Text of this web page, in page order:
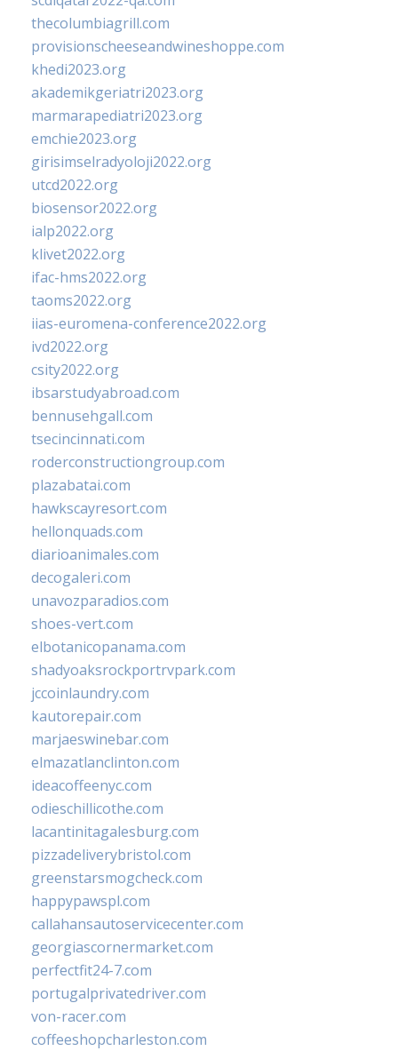
thecolumbiagrill.com
provisionscheeseandwineshoppe.com
khedi2023.org
akademikgeriatri2023.org
marmarapediatri2023.org
emchie2023.org
girisimselradyoloji2022.org
utcd2022.org
biosensor2022.org
ialp2022.org
klivet2022.org
ifac-hms2022.org
taoms2022.org
iias-euromena-conference2022.org
ivd2022.org
csity2022.org
ibsarstudyabroad.com
bennusehgall.com
tsecincinnati.com
roderconstructiongroup.com
plazabatai.com
hawkscayresort.com
hellonquads.com
diarioanimales.com
decogaleri.com
unavozparadios.com
shoes-vert.com
elbotanicopanama.com
shadyoaksrockportrvpark.com
jccoinlaundry.com
kautorepair.com
marjaeswinebar.com
elmazatlanclinton.com
ideacoffeenyc.com
odieschillicothe.com
lacantinitagalesburg.com
pizzadeliverybristol.com
greenstarsmogcheck.com
happypawspl.com
callahansautoservicecenter.com
georgiascornermarket.com
perfectfit24-7.com
portugalprivatedriver.com
von-racer.com
coffeeshopcharleston.com